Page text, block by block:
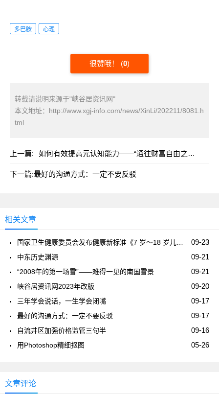
多巴胺 心理
很赞哦！ (0)
转载请说明来源于"峡谷居资讯网"
本文地址： http://www.xgj-info.com/news/XinLi/202211/8081.h
tml
上一篇: 如何有效提高元认知能力——“通往财富自由之路”第10篇
下一篇:最好的沟通方式：一定不要反驳
相关文章
09-23
09-21
中东历史渊源
09-21
“2008年的第一场雪”——难得一见的南国雪景
09-20
峡谷居资讯网2023年改版
09-17
三年学会说话，一生学会闭嘴
09-17
最好的沟通方式：一定不要反驳
09-16
自流井区加强价格监管三句半
05-26
用Photoshop精细抠图
文章评论